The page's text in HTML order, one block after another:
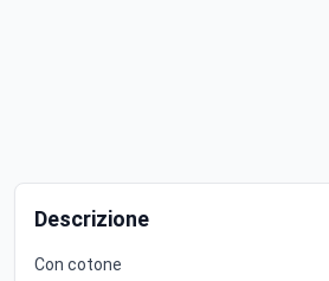
Descrizione
Con cotone